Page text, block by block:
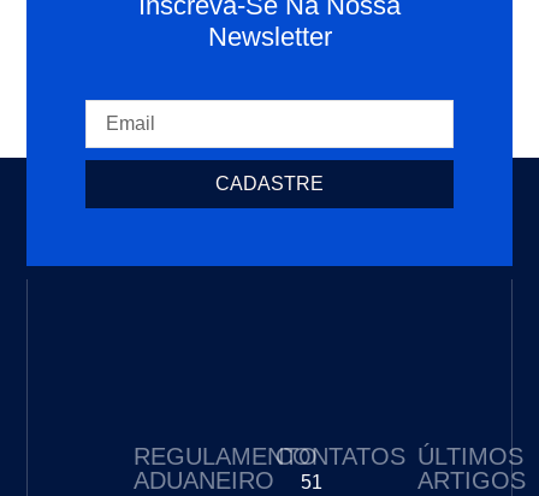
Newsletter
CADASTRE
REGULAMENTO
ADUANEIRO
CONTATOS
51
ÚLTIMOS
ARTIGOS